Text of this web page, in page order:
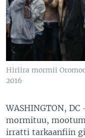
Hiriira mormii
2016
WASHINGTON,
mormituu,
irratti tarkaanfiin